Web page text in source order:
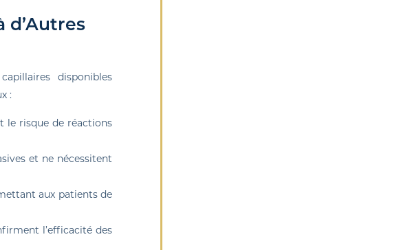
d’Autres
disponibles
:
le risque de réactions
et ne nécessitent
aux patients de
l’efficacité des